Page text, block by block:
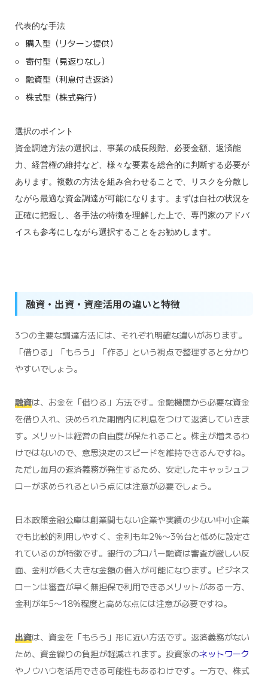
代表的な手法
購入型（リターン提供）
寄付型（見返りなし）
融資型（利息付き返済）
株式型（株式発行）
選択のポイント
資金調達方法の選択は、事業の成長段階、必要金額、返済能
力、経営権の維持など、様々な要素を総合的に判断する必要が
あります。複数の方法を組み合わせることで、リスクを分散し
ながら最適な資金調達が可能になります。まずは自社の状況を
正確に把握し、各手法の特徴を理解した上で、専門家のアドバ
イスも参考にしながら選択することをお勧めします。
融資・出資・資産活用の違いと特徴
3つの主要な調達方法には、それぞれ明確な違いがあります。
「借りる」「もらう」「作る」という視点で整理すると分かり
やすいでしょう。
融資は、お金を「借りる」方法です。金融機関から必要な資金
を借り入れ、決められた期間内に利息をつけて返済していきま
す。メリットは経営の自由度が保たれること。株主が増えるわ
けではないので、意思決定のスピードを維持できるんですね。
ただし毎月の返済義務が発生するため、安定したキャッシュフ
ローが求められるという点には注意が必要でしょう。
日本政策金融公庫は創業間もない企業や実績の少ない中小企業
でも比較的利用しやすく、金利も年2%〜3%台と低めに設定さ
れているのが特徴です。銀行のプロパー融資は審査が厳しい反
面、金利が低く大きな金額の借入が可能になります。ビジネス
ローンは審査が早く無担保で利用できるメリットがある一方、
金利が年5〜18%程度と高めな点には注意が必要ですね。
出資は、資金を「もらう」形に近い方法です。返済義務がない
ため、資金繰りの負担が軽減されます。投資家のネットワーク
やノウハウを活用できる可能性もあるわけです。一方で、株式